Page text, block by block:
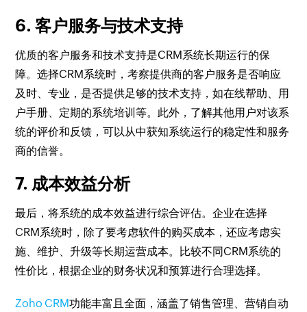
6. 客户服务与技术支持
优质的客户服务和技术支持是CRM系统长期运行的保
障。选择CRM系统时，考察提供商的客户服务是否响应
及时、专业，是否提供足够的技术支持，如在线帮助、用
户手册、定期的系统培训等。此外，了解其他用户对该系
统的评价和反馈，可以从中获知系统运行的稳定性和服务
商的信誉。
7. 成本效益分析
最后，将系统的成本效益进行综合评估。企业在选择
CRM系统时，除了要考虑软件的购买成本，还应考虑实
施、维护、升级等长期运营成本。比较不同CRM系统的
性价比，根据企业的财务状况和预算进行合理选择。
Zoho CRM功能丰富且全面，涵盖了销售管理、营销自动